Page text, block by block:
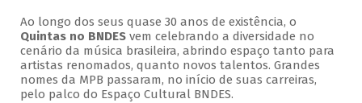
Ao longo dos seus quase 30 anos de existência, o
Quintas no BNDESvem celebrando a diversidade no
cenário da música brasileira, abrindo espaço tanto para
artistas renomados, quanto novos talentos. Grandes
nomes da MPB passaram, no início de suas carreiras,
pelo palco do Espaço Cultural BNDES.